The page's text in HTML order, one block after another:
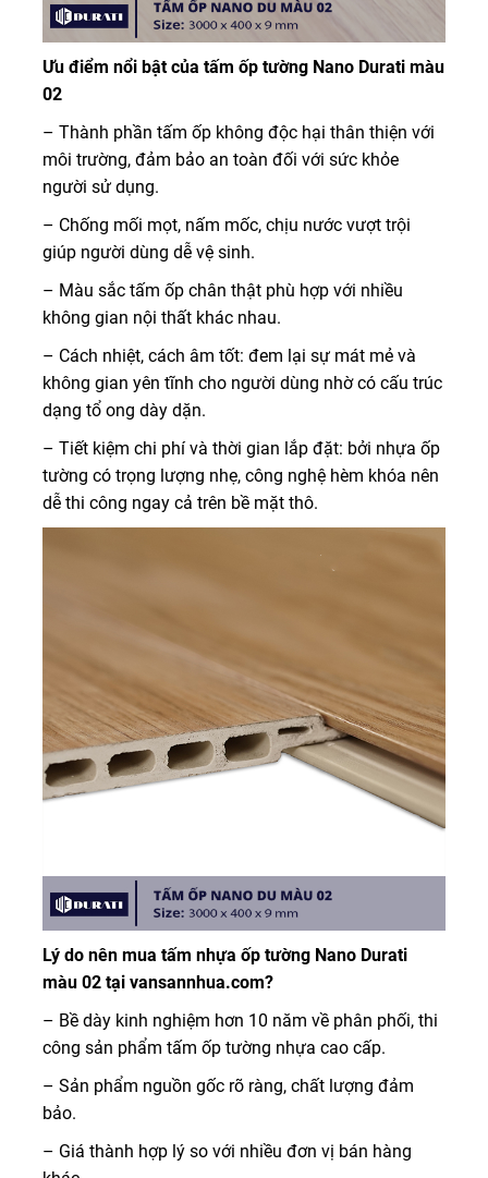
Ưu điểm nổi bật của tấm ốp tường Nano Durati màu
02
– Thành phần tấm ốp không độc hại thân thiện với
môi trường, đảm bảo an toàn đối với sức khỏe
người sử dụng.
– Chống mối mọt, nấm mốc, chịu nước vượt trội
giúp người dùng dễ vệ sinh.
– Màu sắc tấm ốp chân thật phù hợp với nhiều
không gian nội thất khác nhau.
– Cách nhiệt, cách âm tốt: đem lại sự mát mẻ và
không gian yên tĩnh cho người dùng nhờ có cấu trúc
dạng tổ ong dày dặn.
– Tiết kiệm chi phí và thời gian lắp đặt: bởi nhựa ốp
tường có trọng lượng nhẹ, công nghệ hèm khóa nên
dễ thi công ngay cả trên bề mặt thô.
Lý do nên mua tấm nhựa ốp tường Nano Durati
màu 02 tại vansannhua.com?
– Bề dày kinh nghiệm hơn 10 năm về phân phối, thi
công sản phẩm tấm ốp tường nhựa cao cấp.
– Sản phẩm nguồn gốc rõ ràng, chất lượng đảm
bảo.
– Giá thành hợp lý so với nhiều đơn vị bán hàng